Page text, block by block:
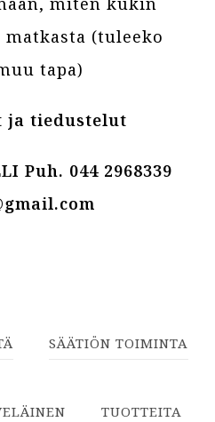
(tuleeko
tapa)
ja tiedustelut
Puh. 044 2968339
SÄÄTIÖN TOIMINTA
TUOTTEITA